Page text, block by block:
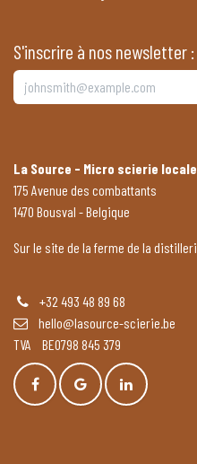
S'inscrire à nos newsletter :
La Source - Micro scierie locale
175 Avenue des combattants
1470 Bousval - Belgique
Sur le site de la ferme de la
+32 493 48 89 68
hello@lasource-scierie.be
TVA BE0798 845 379